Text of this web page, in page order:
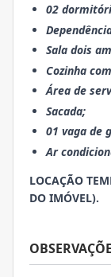
02
Sala dois
Cozinha
Área de
Sacada;
01 vaga de
Ar
LOCAÇÃO
DO IMÓVEL).